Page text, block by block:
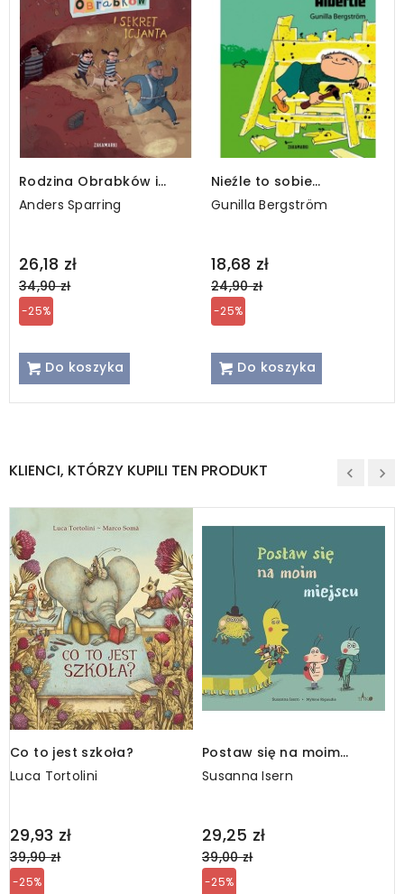
Rodzina Obrabków i
sekret Icjanta
Anders Sparring
26,18 zł
Regular
price
34,90 zł
-25%
Do koszyka
Nieźle to sobie
wymyśliłeś, Albercie
Gunilla Bergström
18,68 zł
Regular
price
24,90 zł
-25%
Do koszyka
KLIENCI, KTÓRZY KUPILI TEN PRODUKT
Co to jest szkoła?
Luca Tortolini
29,93 zł
Regular
price
39,90 zł
-25%
Postaw się na moim
miejscu / wyd. 2
Susanna Isern
29,25 zł
Regular
price
39,00 zł
-25%